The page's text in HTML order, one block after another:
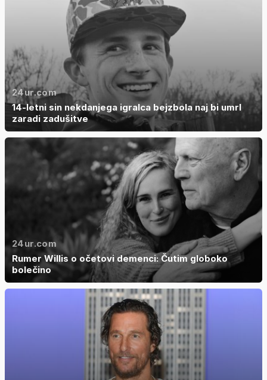
24ur.com
14-letni sin nekdanjega igralca bejzbola naj bi umrl
zaradi zadušitve
24ur.com
Rumer Willis o očetovi demenci: Čutim globoko
bolečino